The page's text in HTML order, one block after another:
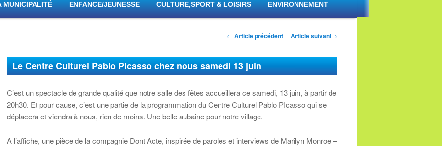
MUNICIPALITÉ ENFANCE/JEUNESSE CULTURE,SPORT & LOISIRS ENVIRONNEMENT
Navigation des articles
← Article précédent Article suivant→
Le Centre Culturel Pablo Picasso chez nous samedi 13 juin
C’est un spectacle de grande qualité que notre salle des fêtes accueillera ce samedi, 13 juin, à partir de
20h30. Et pour cause, c’est une partie de la programmation du Centre Culturel Pablo PIcasso qui se
déplacera et viendra à nous, rien de moins. Une belle aubaine pour notre village.
A l’affiche, une pièce de la compagnie Dont Acte, inspirée de paroles et interviews de Marilyn Monroe –